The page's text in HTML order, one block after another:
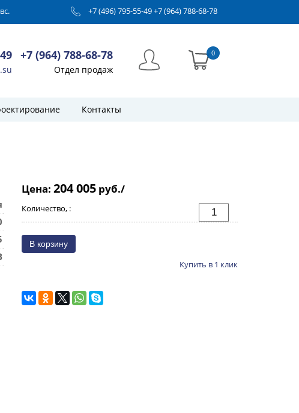
+7 (496) 795-55-49+7 (964) 788-68-78
+7 (964) 788-68-78
Отдел продаж
0
Контакты
Цена: 204 005 руб./
Количество, :
Купить в 1 клик